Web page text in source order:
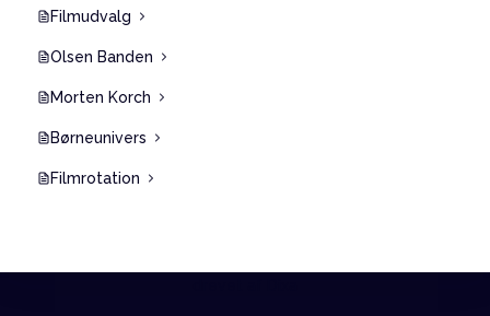
Filmudvalg
Olsen Banden
Morten Korch
Børneunivers
Filmrotation